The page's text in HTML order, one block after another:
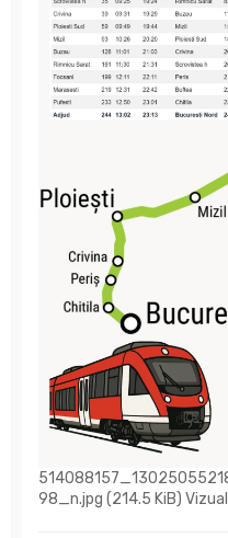
98_n.jpg (214.5 KiB)